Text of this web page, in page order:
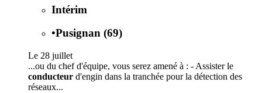
Intérim
•Pusignan (69)
Le 28 juillet
...ou du chef d'équipe, vous serez amené à : - Assister le
conducteur d'engin dans la tranchée pour la détection des
réseaux...